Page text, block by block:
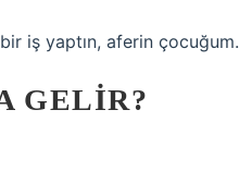
iş yaptın, aferin çocuğum.
GELIR?